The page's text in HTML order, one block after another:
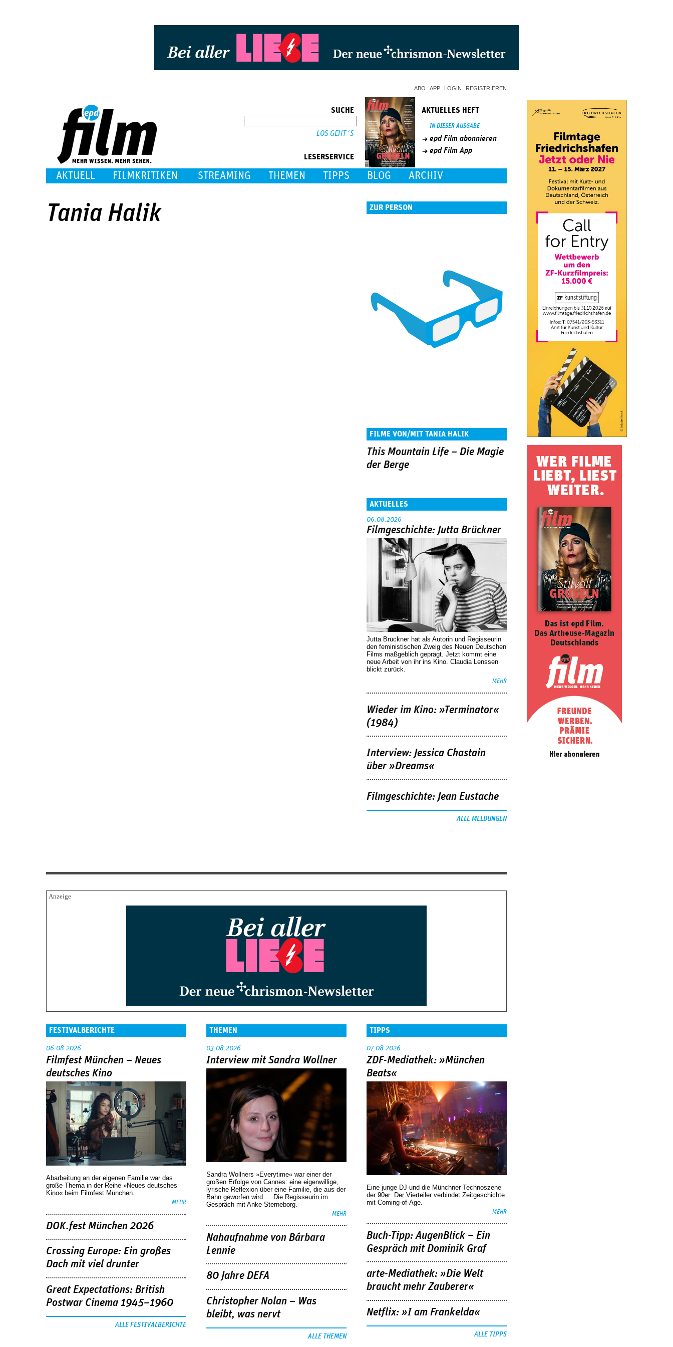
ABO APP LOGIN REGISTRIEREN
SUCHE
LESERSERVICE
AKTUELLES HEFT
IN DIESER AUSGABE
epd Film abonnieren
epd Film App
AKTUELL FILMKRITIKEN STREAMING THEMEN TIPPS BLOG ARCHIV
Tania Halik ZUR PERSON
FILME VON/MIT TANIA HALIK
This Mountain Life – Die Magie
der Berge
AKTUELLES
06.08.2026
Filmgeschichte: Jutta Brückner
Jutta Brückner hat als Autorin und Regisseurin
den feministischen Zweig des Neuen Deutschen
Films maßgeblich geprägt. Jetzt kommt eine
neue Arbeit von ihr ins Kino. Claudia Lenssen
blickt zurück.
MEHR
Wieder im Kino: »Terminator«
(1984)
Interview: Jessica Chastain
über »Dreams«
Filmgeschichte: Jean Eustache
ALLE MELDUNGEN
FESTIVALBERICHTE
06.08.2026
Filmfest München – Neues
deutsches Kino
Abarbeitung an der eigenen Familie war das
große Thema in der Reihe »Neues deutsches
Kino« beim Filmfest München.
MEHR
DOK.fest München 2026
Crossing Europe: Ein großes
Dach mit viel drunter
Great Expectations: British
Postwar Cinema 1945–1960
ALLE FESTIVALBERICHTE
THEMEN
03.08.2026
Interview mit Sandra Wollner
Sandra Wollners »Everytime« war einer der
großen Erfolge von Cannes: eine eigenwillige,
lyrische Reflexion über eine ­Familie, die aus der
Bahn geworfen wird … Die Regisseurin im
Gespräch mit Anke Sterneborg.
MEHR
Nahaufnahme von Bárbara
Lennie
80 Jahre DEFA
Christopher Nolan – Was
bleibt, was nervt
ALLE THEMEN
TIPPS
07.08.2026
ZDF-Mediathek: »München
Beats«
Eine junge DJ und die Münchner Technoszene
der 90er: Der Vierteiler verbindet Zeitgeschichte
mit Coming-of-Age.
MEHR
Buch-Tipp: AugenBlick – Ein
Gespräch mit Dominik Graf
arte-Mediathek: »Die Welt
braucht mehr Zauberer«
Netflix: »I am Frankelda«
ALLE TIPPS